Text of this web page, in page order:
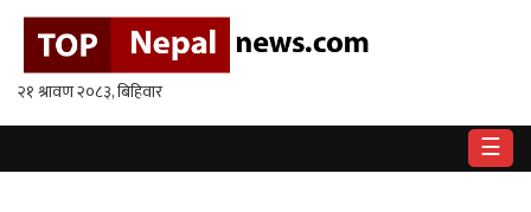
☰
गृहपृष्ठ
राजनीति